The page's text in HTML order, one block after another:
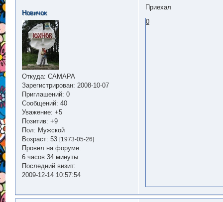
Новичок
Откуда: САМАРА
Зарегистрирован: 2008-10-07
Приглашений: 0
Сообщений: 40
Уважение: +5
Позитив: +9
Пол: Мужской
Возраст: 53 [1973-05-26]
Провел на форуме:
6 часов 34 минуты
Последний визит:
2009-12-14 10:57:54
Приехал
0